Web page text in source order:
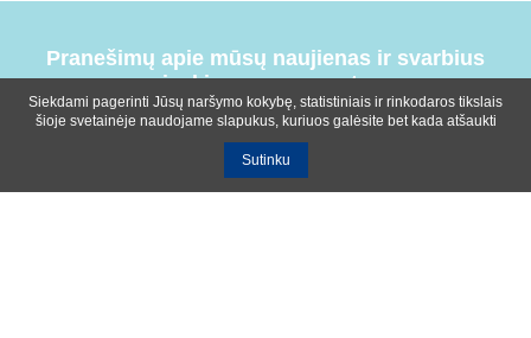
Pranešimų apie mūsų naujienas ir svarbius
įvykius prenumerata
Siekdami pagerinti Jūsų naršymo kokybę, statistiniais ir rinkodaros tikslais
šioje svetainėje naudojame slapukus, kuriuos galėsite bet kada atšaukti
Sutinku